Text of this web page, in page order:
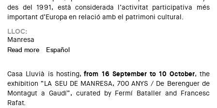
des del 1991, està considerada l’activitat participativa més
important d’Europa en relació amb el patrimoni cultural.
LLOC:
Manresa
Read more about Jornades Europees del Patrimoni a Manresa
Español
Casa Lluvià is hosting,from 16 September to 10 October, the
exhibition “LA SEU DE MANRESA, 700 ANYS / De Berenguer de
Montagut a Gaudí”, curated by Fermí Bataller and Francesc
Rafat.